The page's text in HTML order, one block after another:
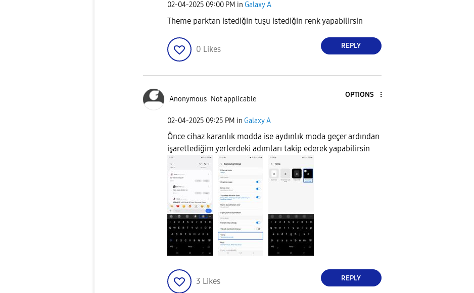
‎02-04-2025 09:00 PM in Galaxy A
Theme parktan istediğin tuşu istediğin renk yapabilirsin
0 Likes REPLY
Anonymous Not applicable
OPTIONS
‎02-04-2025 09:25 PM in Galaxy A
Önce cihaz karanlık modda ise aydınlık moda geçer ardından
işaretlediğim yerlerdeki adımları takip ederek yapabilirsin
3 Likes REPLY